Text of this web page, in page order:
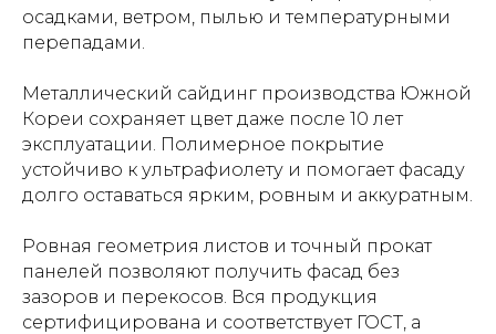
осадками, ветром, пылью и температурными
перепадами.
Металлический сайдинг производства Южной
Кореи сохраняет цвет даже после 10 лет
эксплуатации. Полимерное покрытие
устойчиво к ультрафиолету и помогает фасаду
долго оставаться ярким, ровным и аккуратным.
Ровная геометрия листов и точный прокат
панелей позволяют получить фасад без
зазоров и перекосов. Вся продукция
сертифицирована и соответствует ГОСТ, а